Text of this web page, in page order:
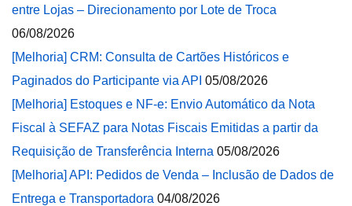
entre Lojas – Direcionamento por Lote de Troca
06/08/2026
[Melhoria] CRM: Consulta de Cartões Históricos e
Paginados do Participante via API 05/08/2026
[Melhoria] Estoques e NF-e: Envio Automático da Nota
Fiscal à SEFAZ para Notas Fiscais Emitidas a partir da
Requisição de Transferência Interna 05/08/2026
[Melhoria] API: Pedidos de Venda – Inclusão de Dados de
Entrega e Transportadora 04/08/2026